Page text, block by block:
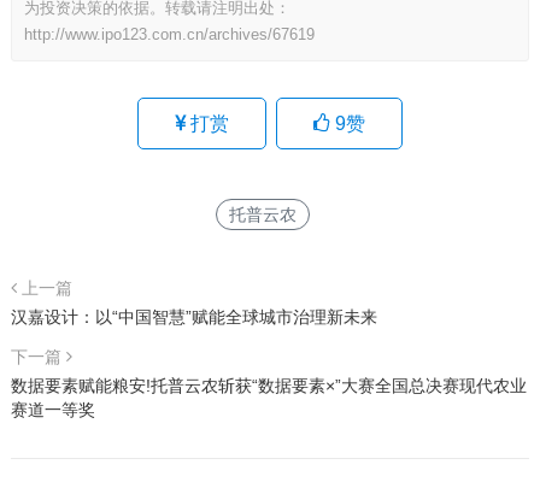
为投资决策的依据。转载请注明出处：
http://www.ipo123.com.cn/archives/67619
打赏 9赞
托普云农
上一篇
汉嘉设计：以“中国智慧”赋能全球城市治理新未来
下一篇
数据要素赋能粮安!托普云农斩获“数据要素×”大赛全国总决赛现代农业
赛道一等奖